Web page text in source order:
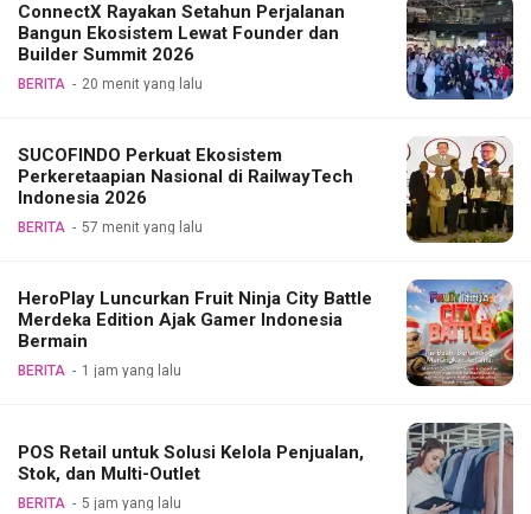
ConnectX Rayakan Setahun Perjalanan
Bangun Ekosistem Lewat Founder dan
Builder Summit 2026
BERITA 20 menit yang lalu
SUCOFINDO Perkuat Ekosistem
Perkeretaapian Nasional di RailwayTech
Indonesia 2026
BERITA 57 menit yang lalu
HeroPlay Luncurkan Fruit Ninja City Battle
Merdeka Edition Ajak Gamer Indonesia
Bermain
BERITA 1 jam yang lalu
POS Retail untuk Solusi Kelola Penjualan,
Stok, dan Multi-Outlet
BERITA 5 jam yang lalu